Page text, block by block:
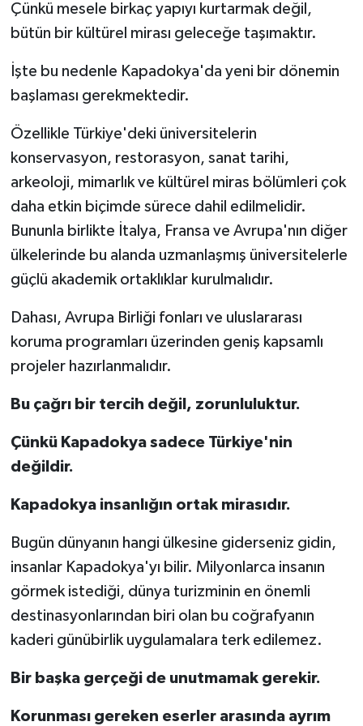
Çünkü mesele birkaç yapıyı kurtarmak değil,
bütün bir kültürel mirası geleceğe taşımaktır.
İşte bu nedenle Kapadokya'da yeni bir dönemin
başlaması gerekmektedir.
Özellikle Türkiye'deki üniversitelerin
konservasyon, restorasyon, sanat tarihi,
arkeoloji, mimarlık ve kültürel miras bölümleri çok
daha etkin biçimde sürece dahil edilmelidir.
Bununla birlikte İtalya, Fransa ve Avrupa'nın diğer
ülkelerinde bu alanda uzmanlaşmış üniversitelerle
güçlü akademik ortaklıklar kurulmalıdır.
Dahası, Avrupa Birliği fonları ve uluslararası
koruma programları üzerinden geniş kapsamlı
projeler hazırlanmalıdır.
Bu çağrı bir tercih değil, zorunluluktur.
Çünkü Kapadokya sadece Türkiye'nin
değildir.
Kapadokya insanlığın ortak mirasıdır.
Bugün dünyanın hangi ülkesine giderseniz gidin,
insanlar Kapadokya'yı bilir. Milyonlarca insanın
görmek istediği, dünya turizminin en önemli
destinasyonlarından biri olan bu coğrafyanın
kaderi günübirlik uygulamalara terk edilemez.
Bir başka gerçeği de unutmamak gerekir.
Korunması gereken eserler arasında ayrım